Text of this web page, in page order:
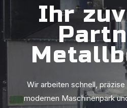
Ihr
Wir arbeiten schnell,
modernen Maschinenpark